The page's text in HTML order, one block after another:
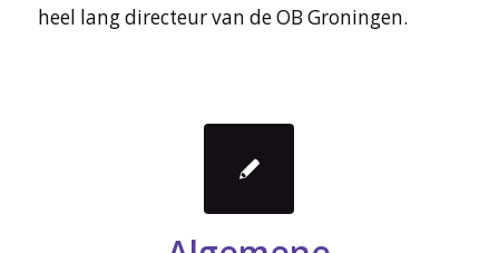
heel lang directeur van de OB Groningen.